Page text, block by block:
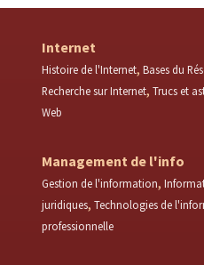
Internet
Histoire de l'Internet Bases du
Recherche sur Internet Trucs et
Web
Management de l'info
Gestion de l'information
juridiques Technologies de
professionnelle